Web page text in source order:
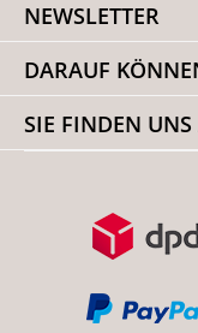
NEWSLETTER
DARAUF
SIE FINDEN